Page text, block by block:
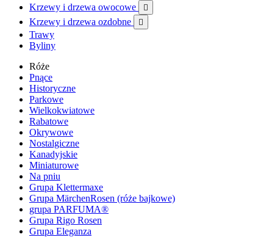
Krzewy i drzewa owocowe

Krzewy i drzewa ozdobne 
Trawy
Byliny
Róże
Pnące
Historyczne
Parkowe
Wielkokwiatowe
Rabatowe
Okrywowe
Nostalgiczne
Kanadyjskie
Miniaturowe
Na pniu
Grupa Klettermaxe
Grupa MärchenRosen (róże bajkowe)
grupa PARFUMA®
Grupa Rigo Rosen
Grupa Eleganza